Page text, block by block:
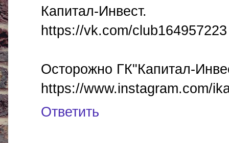
Капитал-Инвест.
https://vk.com/club164957223
Осторожно ГК"Капитал-
https://www.instagram.com/
Ответить